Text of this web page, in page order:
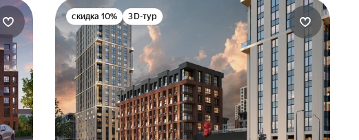
скидка 10% 3D-тур